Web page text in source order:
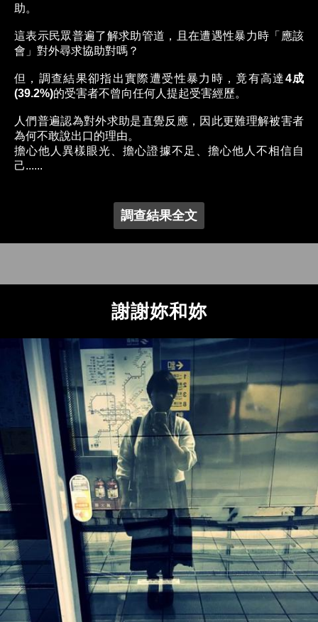
助。
這表示民眾普遍了解求助管道，且在遭遇性暴力時「應該
會」對外尋求協助對嗎？
但，調查結果卻指出實際遭受性暴力時，竟有高達4成
(39.2%)的受害者不曾向任何人提起受害經歷。
人們普遍認為對外求助是直覺反應，因此更難理解被害者
為何不敢說出口的理由。
擔心他人異樣眼光、擔心證據不足、擔心他人不相信自
己......
調查結果全文
謝謝妳和妳